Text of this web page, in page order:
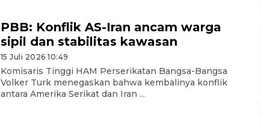
PBB: Konflik AS-Iran ancam warga
sipil dan stabilitas kawasan
15 Juli 2026 10:49
Komisaris Tinggi HAM Perserikatan Bangsa-Bangsa
Volker Turk menegaskan bahwa kembalinya konflik
antara Amerika Serikat dan Iran ...